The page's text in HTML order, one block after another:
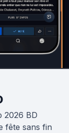
2026 BD
fête sans fin